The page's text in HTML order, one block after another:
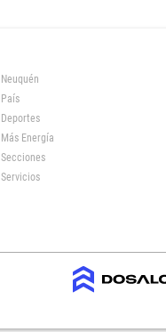
Neuquén
País
Deportes
Más Energía
Secciones
Servicios